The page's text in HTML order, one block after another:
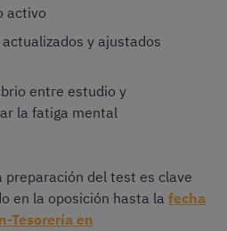
activo
y ajustados
entre estudio y
la fatiga mental
preparación del test es clave
en la oposición hasta la fecha
Tesorería en